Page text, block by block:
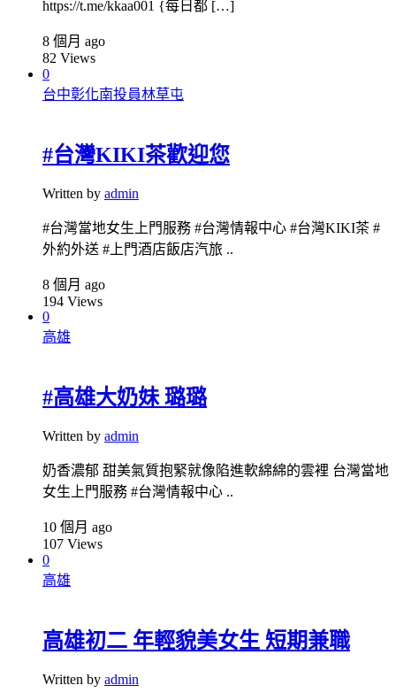
https://t.me/kkaa001 {每日都 […]
8 個月 ago
82 Views
0
台中彰化南投員林草屯
#台灣KIKI茶歡迎您
Written by admin
#台灣當地女生上門服務 #台灣情報中心 #台灣KIKI茶 #
外約外送 #上門酒店飯店汽旅 ..
8 個月 ago
194 Views
0
高雄
#高雄大奶妹 璐璐
Written by admin
奶香濃郁 甜美氣質抱緊就像陷進軟綿綿的雲裡 台灣當地
女生上門服務 #台灣情報中心 ..
10 個月 ago
107 Views
0
高雄
高雄初二 年輕貌美女生 短期兼職
Written by admin